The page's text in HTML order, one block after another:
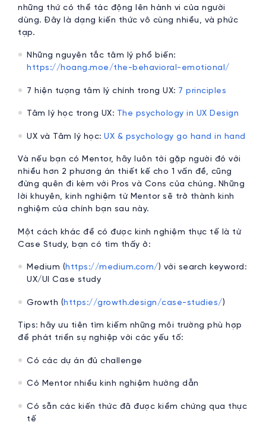
những thứ có thể tác động lên hành vi của người
dùng. Đây là dạng kiến thức vô cùng nhiều, và phức
tạp.
Những nguyên tắc tâm lý phổ biến:
https://hoang.moe/the-behavioral-emotional/
7 hiện tượng tâm lý chính trong UX: 7 principles
Tâm lý học trong UX: The psychology in UX Design
UX và Tâm lý học: UX & psychology go hand in hand
Và nếu bạn có Mentor, hãy luôn tới gặp người đó với
nhiều hơn 2 phương án thiết kế cho 1 vấn đề, cũng
đừng quên đi kèm với Pros và Cons của chúng. Những
lời khuyên, kinh nghiệm từ Mentor sẽ trở thành kinh
nghiệm của chính bạn sau này.
Một cách khác để có được kinh nghiệm thực tế là từ
Case Study, bạn có tìm thấy ở:
Medium ( https://medium.com/) với search keyword:
UX/UI Case study
Growth ( https://growth.design/case-studies/ )
Tips: hãy ưu tiên tìm kiếm những môi trường phù hợp
để phát triển sự nghiệp với các yếu tố:
Có các dự án đủ challenge
Có Mentor nhiều kinh nghiệm hướng dẫn
Có sẵn các kiến thức đã được kiểm chứng qua thực
tế